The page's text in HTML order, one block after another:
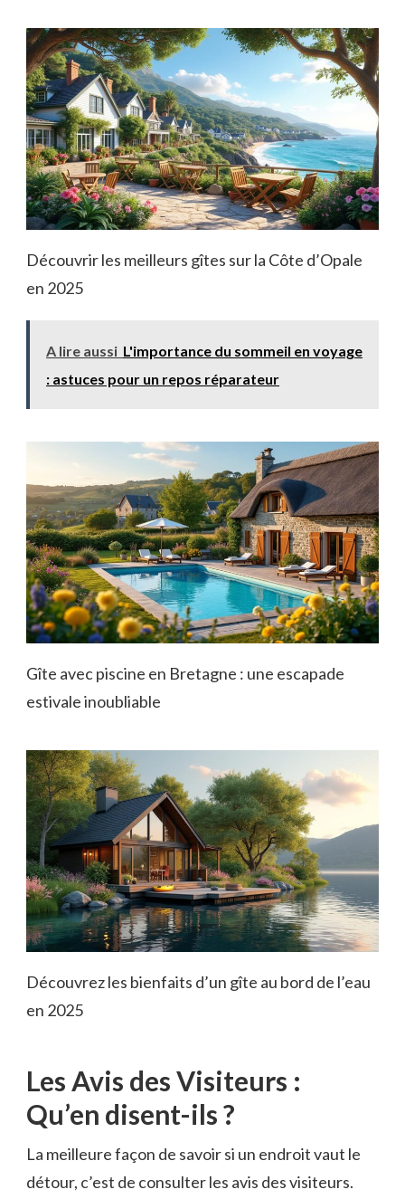
Découvrir les meilleurs gîtes sur la Côte d’Opale
en 2025
A lire aussi L'importance du sommeil en voyage
: astuces pour un repos réparateur
Gîte avec piscine en Bretagne : une escapade
estivale inoubliable
Découvrez les bienfaits d’un gîte au bord de l’eau
en 2025
Les Avis des Visiteurs :
Qu’en disent-ils ?
La meilleure façon de savoir si un endroit vaut le
détour, c’est de consulter les avis des visiteurs.